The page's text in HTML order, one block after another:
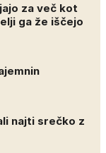
za več kot
ga že iščejo
najti srečko z